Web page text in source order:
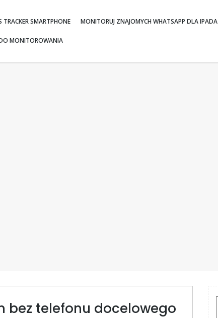
SMARTPHONE MONITORUJ ZNAJOMYCH WHATSAPP DLA IPADA
MONITOROWANIA
bez telefonu docelowego